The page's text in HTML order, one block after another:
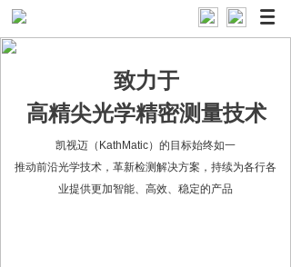
致力于
高精尖光学精密测量技术
凯视迈（KathMatic）的目标始终如一
推动前沿光学技术，革新检测解决方案，持续为各行各
业提供更加智能、高效、稳定的产品